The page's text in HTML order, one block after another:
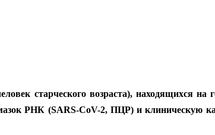
старческого возраста), находящихся
РНК (SARS-CoV-2, ПЦР) и клиническую